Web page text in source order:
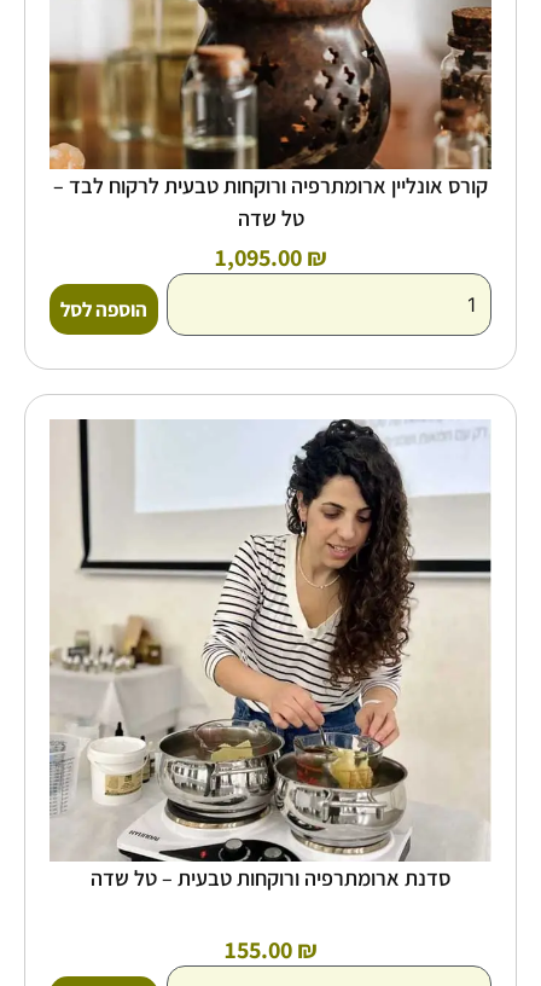
קורס אונליין ארומתרפיה ורוקחות טבעית לרקוח לבד –
טל שדה
1,095.00₪
שדה
הוספה לסל
סדנת ארומתרפיה ורוקחות טבעית – טל שדה
155.00₪
של
ארומתרפיה
-
טל